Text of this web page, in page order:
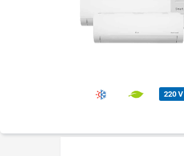
220 V